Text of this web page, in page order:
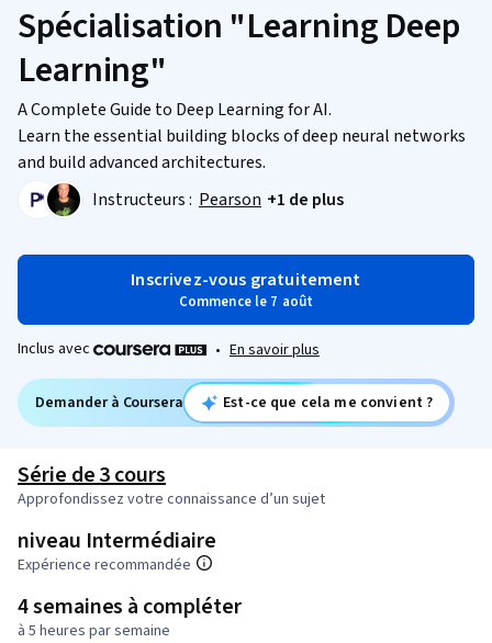
Spécialisation "Learning Deep
Learning"
A Complete Guide to Deep Learning for AI.
Learn the essential building blocks of deep neural networks
and build advanced architectures.
Instructeurs : Pearson +1 de plus
Inscrivez-vous gratuitement
Commence le 7 août
Inclus avec • En savoir plus
Demander à Coursera Est-ce que cela me convient ?
Série de 3 cours
Approfondissez votre connaissance d’un sujet
niveau Intermédiaire
Expérience recommandée
4 semaines à compléter
à 5 heures par semaine